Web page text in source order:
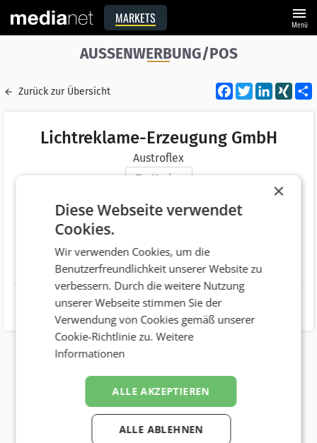
MARKETS menu
Menü
AUSSENWERBUNG/POS
Zurück zur Übersicht Facebook
Twitter XING
Lichtreklame-Erzeugung GmbH
Austroflex
Merken
Website http://www.austroflex.at
×
Diese Webseite verwendet
Cookies.
Wir verwenden Cookies, um die
Benutzerfreundlichkeit unserer Website zu
verbessern. Durch die weitere Nutzung
unserer Webseite stimmen Sie der
Verwendung von Cookies gemäß unserer
Cookie-Richtlinie zu.Weitere
Informationen
ALLE AKZEPTIEREN
ALLE ABLEHNEN